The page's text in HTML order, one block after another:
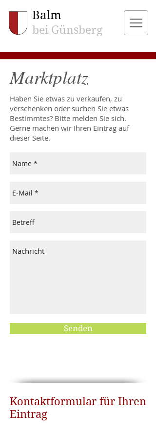
Balm
bei Günsberg
Marktplatz
Haben Sie etwas zu verkaufen, zu
verschenken oder suchen Sie etwas
Bestimmtes? Bitte melden Sie sich.
Gerne machen wir Ihren Eintrag auf
dieser Seite.
Senden
Kontaktformular für Ihren
Eintrag